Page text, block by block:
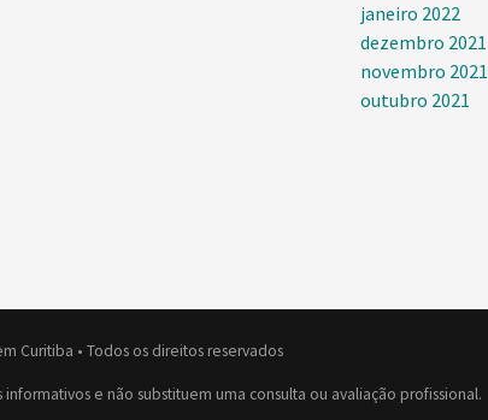
janeiro 2022
dezembro 2021
novembro 2021
outubro 2021
Curitiba • Todos os direitos reservados
e não substituem uma consulta ou avaliação profissional.